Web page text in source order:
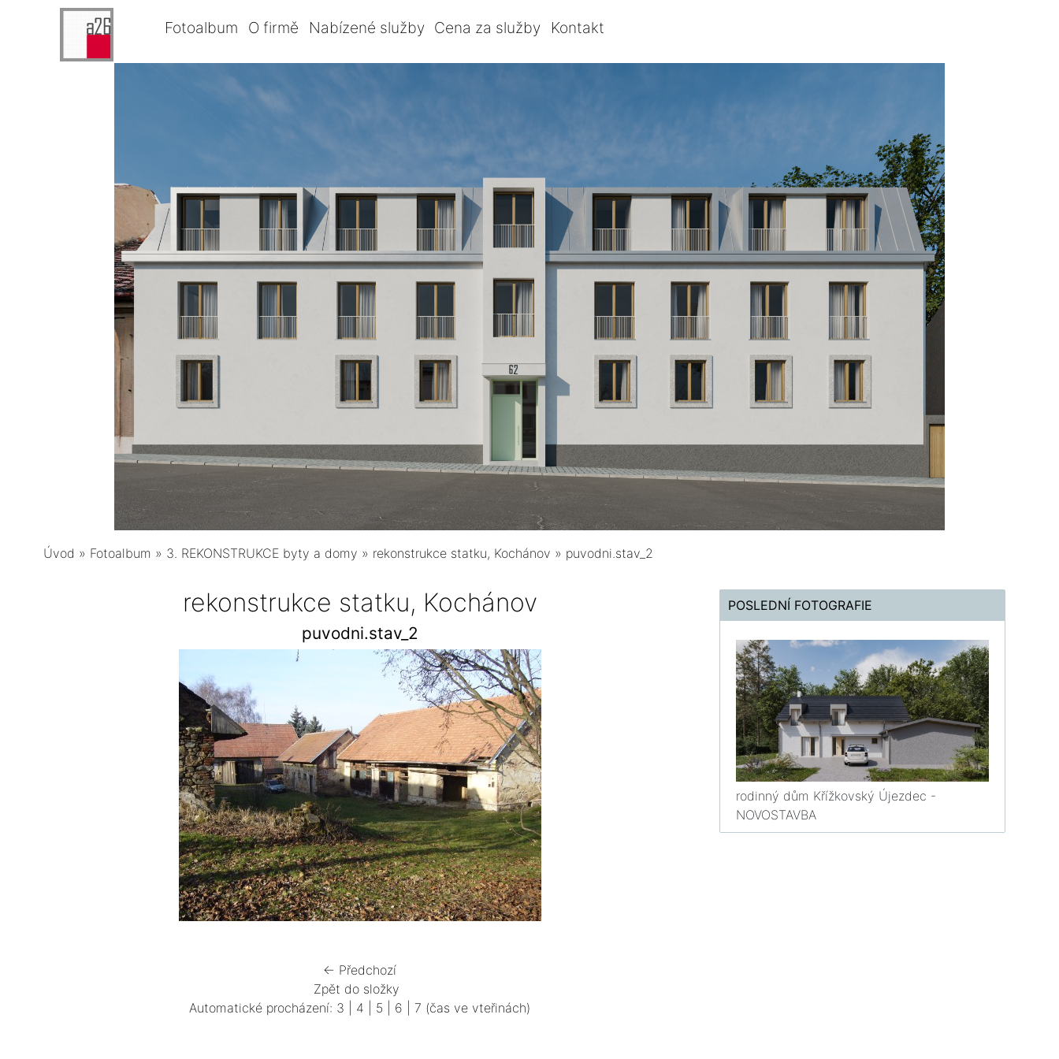
Fotoalbum O firmě Nabízené služby Cena za služby Kontakt
Úvod » Fotoalbum » 3. REKONSTRUKCE byty a domy » rekonstrukce statku, Kochánov » puvodni.stav_2
rekonstrukce statku, Kochánov
puvodni.stav_2
← Předchozí
Zpět do složky
Automatické procházení: 3 4 5 6 7 (čas ve vteřinách)
POSLEDNÍ FOTOGRAFIE
rodinný dům Křížkovský Újezdec -
NOVOSTAVBA